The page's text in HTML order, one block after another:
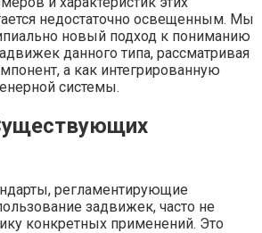
недостаточно освещенным. Мы
новый подход к пониманию
данного типа, рассматривая
а как интегрированную
системы.
регламентирующие
задвижек, часто не
конкретных применений. Это